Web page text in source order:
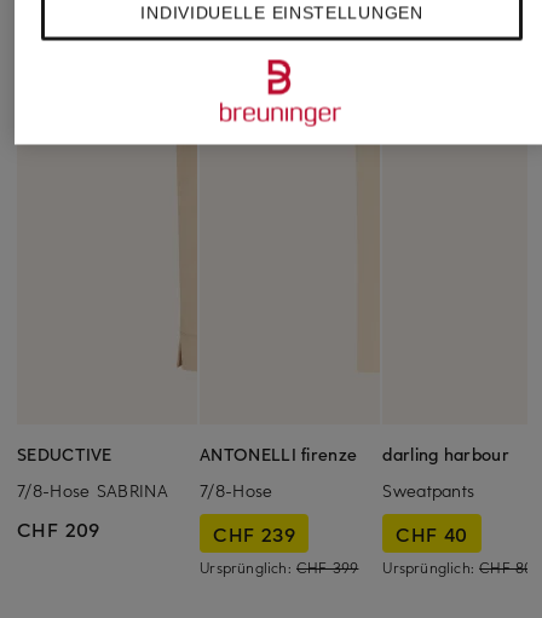
SEDUCTIVE
7/8-Hose SABRINA
CHF 209
ANTONELLI firenze
7/8-Hose
CHF 239
Ursprünglich: CHF 399
darling harbour
Sweatpants
CHF 40
Ursprünglich:CHF 80
INDIVIDUELLE EINSTELLUNGEN